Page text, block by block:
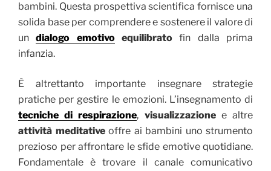
bambini. Questa prospettiva scientifica fornisce una
solida base per comprendere e sostenere il valore di
undialogo emotivo equilibrato fin dalla prima
infanzia.
È altrettanto importante insegnare strategie
pratiche per gestire le emozioni. L’insegnamento di
tecniche di respirazione, visualizzazionee altre
attività meditativeoffre ai bambini uno strumento
prezioso per affrontare le sfide emotive quotidiane.
Fondamentale è trovare il canale comunicativo